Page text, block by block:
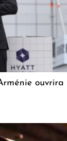
ouvrira